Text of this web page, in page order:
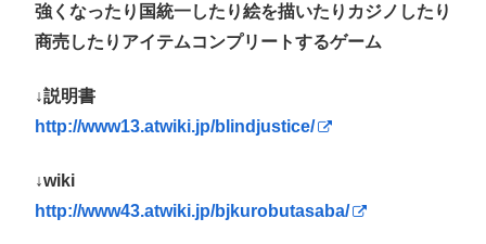
強くなったり国統一したり絵を描いたりカジノしたり
商売したりアイテムコンプリートするゲーム
↓説明書
http://www13.atwiki.jp/blindjustice/
↓wiki
http://www43.atwiki.jp/bjkurobutasaba/